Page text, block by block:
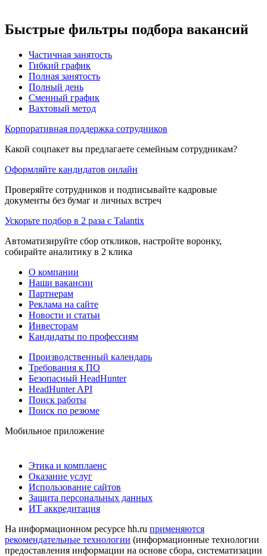
Быстрые фильтры подбора вакансий
Частичная занятость
Гибкий график
Полная занятость
Полный день
Сменный график
Вахтовый метод
Корпоративная поддержка сотрудников
Какой соцпакет вы предлагаете семейным сотрудникам?
Оформляйте кандидатов онлайн
Проверяйте сотрудников и подписывайте кадровые
документы без бумаг и личных встреч
Ускорьте подбор в 2 раза с Talantix
Автоматизируйте сбор откликов, настройте воронку,
собирайте аналитику в 2 клика
О компании
Наши вакансии
Партнерам
Реклама на сайте
Новости и статьи
Инвесторам
Кандидаты по профессиям
Производственный календарь
Требования к ПО
Безопасный HeadHunter
HeadHunter API
Поиск работы
Поиск по резюме
Мобильное приложение
Этика и комплаенс
Оказание услуг
Использование сайтов
Защита персональных данных
ИТ аккредитация
На информационном ресурсе hh.ru применяются
рекомендательные технологии (информационные технологии
предоставления информации на основе сбора, систематизации